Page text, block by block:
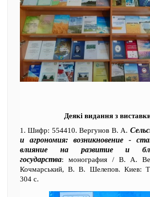
Деякі видання з
1. Шифр: 554410. Вергунов В. А.
и агрономия: возникновение -
влияние на развитие и
государства: монография / В. А.
Кочмарський, В. В. Шелепов. Киев:
304 с.